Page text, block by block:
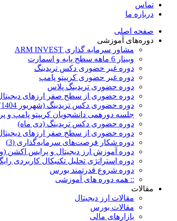
تماس
درباره ما
صفحه اصلی
دوره‌های آموزشی
مشاور سرمایه گذاری ARM INVEST
وبینار 6 ماهه سطح پایه و اسمارت
دوره غیر حضوری دکس تریدینگ
دوره غیر حضوری کریپتو پامپ
دوره حضوری تریدینگ پلاس
دوره حضوری از سطح صفر ارزهای دیجیتال و
دوره حضوری دکس تریدینگ (شهریور 1404)
جلسه دورهمی دانشجویان کریپتو پامپ و
دوره حضوری دکس تریدینگ (دی ماه)
دوره حضوری از سطح صفر ارزهای
دوره شکار فرصت‌های سرمایه‌گذاری (3)
دوره آموزش ارز دیجیتال و پرایس اکشن
دوره استراتژی تحلیل تکنیکال کاربردی
دوره شروع قدرتمند بورس
:: همه دوره های آموزشی
مقالات
مقالات ارز دیجیتال
مقالات بورس
بازارهای مالی